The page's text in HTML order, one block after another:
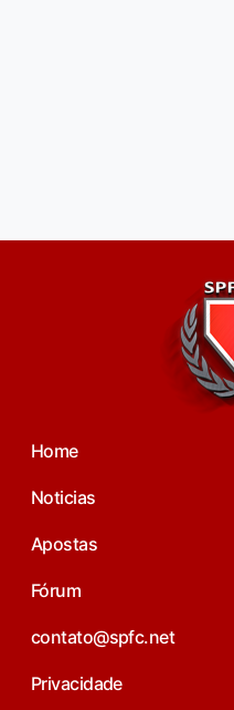
Home
Noticias
Apostas
Fórum
contato@spfc.net
Privacidade